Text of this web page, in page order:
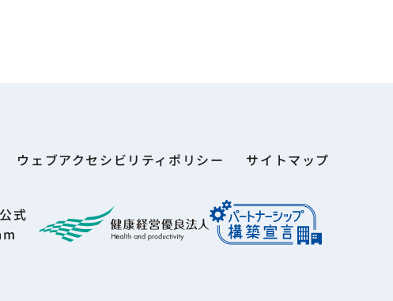
ウェブアクセシビリティポリシー サイトマップ
式